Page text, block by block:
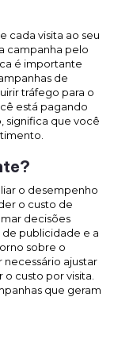
cada visita ao seu
campanha pelo
é importante
de
tráfego para o
está pagando
significa que você
o desempenho
o custo de
decisões
publicidade e a
sobre o
necessário ajustar
custo por visita.
que geram